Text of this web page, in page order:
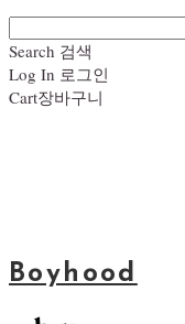
Search 검색
Log In 로그인
Cart장바구니
Boyhood